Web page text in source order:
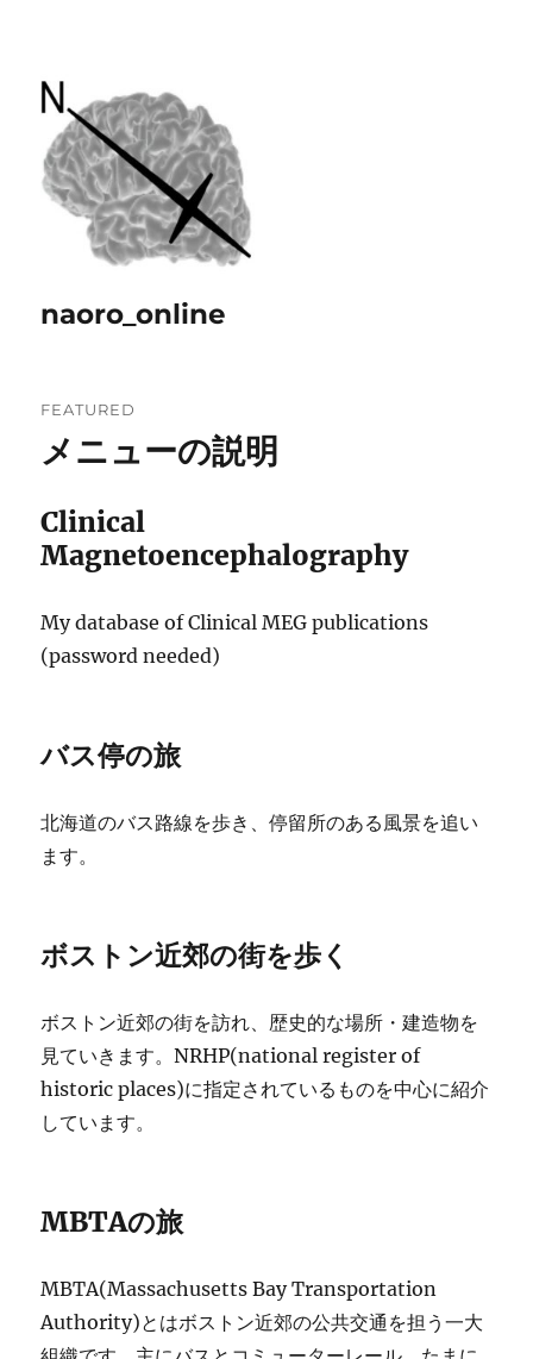
naoro_online
FEATURED
メニューの説明
Clinical
Magnetoencephalography
My database of Clinical MEG publications
(password needed)
バス停の旅
北海道のバス路線を歩き、停留所のある風景を追い
ます。
ボストン近郊の街を歩く
ボストン近郊の街を訪れ、歴史的な場所・建造物を
見ていきます。NRHP(national register of
historic places)に指定されているものを中心に紹介
しています。
MBTAの旅
MBTA(Massachusetts Bay Transportation
Authority)とはボストン近郊の公共交通を担う一大